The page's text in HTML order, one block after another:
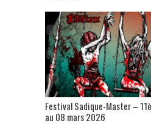
Festival Sadique-Master –
au 08 mars 2026